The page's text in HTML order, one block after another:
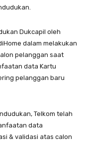
Dukcapil oleh
dalam melakukan
pelanggan saat
data Kartu
pelanggan baru
Telkom telah
data
& validasi atas calon